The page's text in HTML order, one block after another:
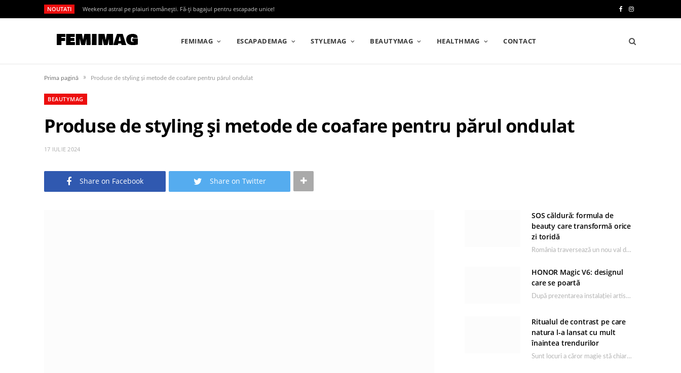
NOUTATI Weekend astral pe plaiuri românești. Fă-ți bagajul pentru escapade unice!
e
I
s
t
FEMIMAG ESCAPADEMAG STYLEMAG BEAUTYMAG HEALTHMAG CONTACT
Prima pagină » Produse de styling și metode de coafare pentru părul ondulat
BEAUTYMAG
Produse de styling și metode de coafare pentru părul ondulat
17 IULIE 2024
Share on Facebook Share on Twitter
SOS căldură: formula de
beauty care transformă orice
zi toridă
România traversează un nou val de căldură, iar rutina de îngrijire capătă un rol esențial…
HONOR Magic V6: designul
care se poartă
După prezentarea instalației artistice semnată de Catrinel Săbăciag în cadrul evenimentului de lansare HONOR Magic…
Ritualul de contrast pe care
natura l-a lansat cu mult
înaintea trendurilor
Sunt locuri a căror magie stă chiar în firea lor naturală, iar Lacul Ursu din…